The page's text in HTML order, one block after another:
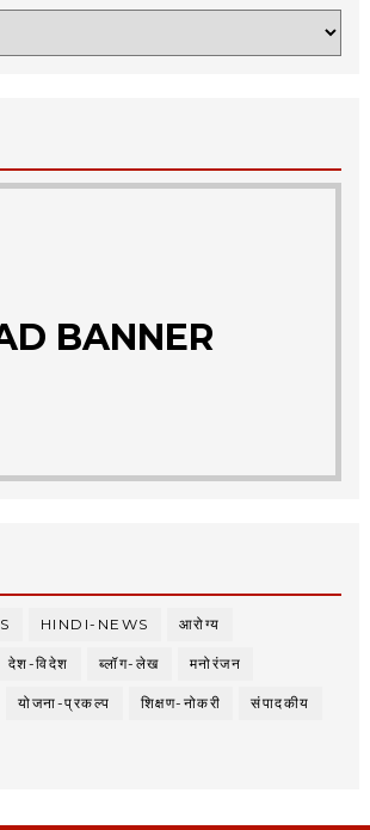
BANNER
HINDI-NEWS आरोग्य
देश-विदेश ब्लॉग-लेख मनोरंजन
योजना-प्रकल्प शिक्षण-नोकरी संपादकीय